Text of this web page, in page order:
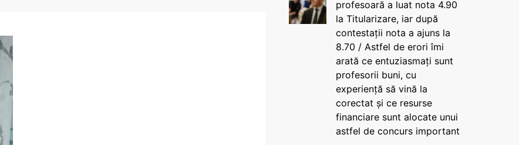
profesoară a luat nota 4.90
la Titularizare, iar după
contestații nota a ajuns la
8.70 / Astfel de erori îmi
arată ce entuziasmați sunt
profesorii buni, cu
experiență să vină la
corectat și ce resurse
financiare sunt alocate unui
astfel de concurs important